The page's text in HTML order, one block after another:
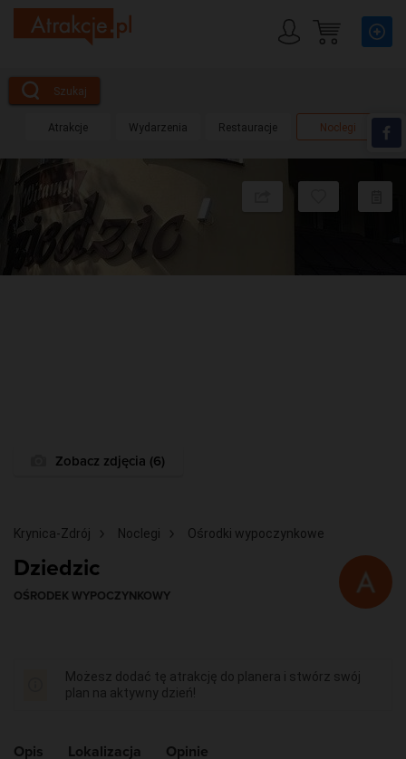
Szukaj
Atrakcje Wydarzenia Restauracje Noclegi
Zobacz zdjęcia (6)
Krynica-Zdrój Noclegi Ośrodki wypoczynkowe
Dziedzic
OŚRODEK WYPOCZYNKOWY
Możesz dodać tę atrakcję do planera i stwórz swój
plan na aktywny dzień!
Opis Lokalizacja Opinie